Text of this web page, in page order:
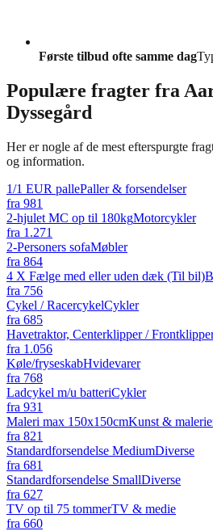
Første tilbud ofte samme dag
Populære fragter fra
Dyssegård
Her er nogle af de mest efterspurgte
og information.
1/1 EUR pallePaller & forsendelser
fra 981
2-hjulet MC op til 180kgMotorcykler
fra 1.271
2-Personers sofaMøbler
fra 864
4 X Fælge med eller uden dæk (Til bil)
fra 756
Cykel / RacercykelCykler
fra 685
Havetraktor, Centerklipper /
fra 1.056
Køle/fryseskabHvidevarer
fra 768
Ladcykel m/u batteriCykler
fra 931
Maleri max 150x150cmKunst &
fra 821
Standardforsendelse MediumDiverse
fra 681
Standardforsendelse SmallDiverse
fra 627
TV op til 75 tommerTV & medie
fra 660